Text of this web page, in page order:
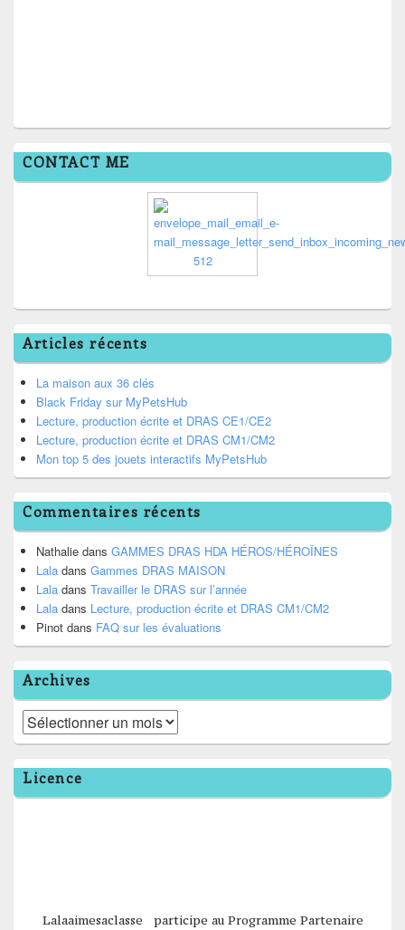
CONTACT ME
Articles récents
La maison aux 36 clés
Black Friday sur MyPetsHub
Lecture, production écrite et DRAS CE1/CE2
Lecture, production écrite et DRAS CM1/CM2
Mon top 5 des jouets interactifs MyPetsHub
Commentaires récents
Nathalie dans GAMMES DRAS HDA HÉROS/HÉROÏNES
Lala dans Gammes DRAS MAISON
Lala dans Travailler le DRAS sur l’année
Lala dans Lecture, production écrite et DRAS CM1/CM2
Pinot dans FAQ sur les évaluations
Archives
Archives
Licence
Lalaaimesaclasse participe au Programme Partenaire